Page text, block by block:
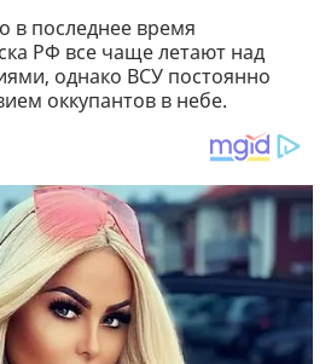
в последнее время
РФ все чаще летают над
однако ВСУ постоянно
оккупантов в небе.